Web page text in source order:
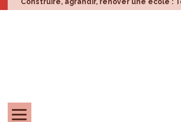
Construire, agrandir, rénover une école :